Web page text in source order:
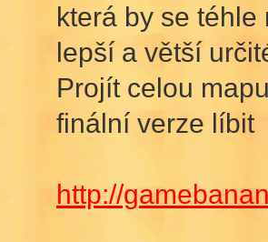
která by se
lepší a větší
Projít celou
finální verze líbit
http://